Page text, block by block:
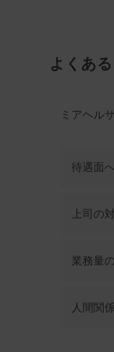
よくあ
ミアヘル
待遇面
上司の
業務量
人間関